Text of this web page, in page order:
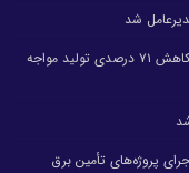
شد
پتروشیمی اروند پس از اختلالات ناشی از جنگ، با کاهش ۷۱ درصدی تولید مواجه
پروژه‌های تأمین برق